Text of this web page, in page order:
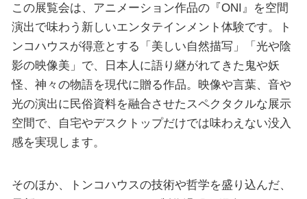
この展覧会は、アニメーション作品の『ONI』を空間
演出で味わう新しいエンタテインメント体験です。ト
ンコハウスが得意とする「美しい自然描写」「光や陰
影の映像美」で、日本人に語り継がれてきた鬼や妖
怪、神々の物語を現代に贈る作品。映像や言葉、音や
光の演出に民俗資料を融合させたスペクタクルな展示
空間で、自宅やデスクトップだけでは味わえない没入
感を実現します。
そのほか、トンコハウスの技術や哲学を盛り込んだ、